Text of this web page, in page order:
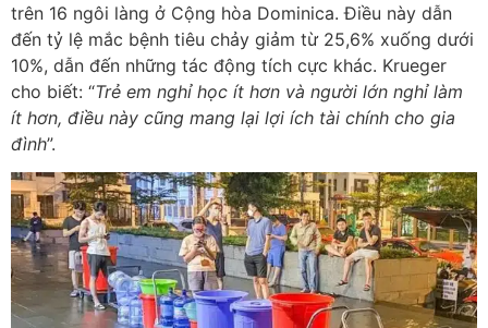
trên 16 ngôi làng ở Cộng hòa Dominica. Điều này dẫn
đến tỷ lệ mắc bệnh tiêu chảy giảm từ 25,6% xuống dưới
10%, dẫn đến những tác động tích cực khác. Krueger
cho biết: “Trẻ em nghỉ học ít hơn và người lớn nghỉ làm
ít hơn, điều này cũng mang lại lợi ích tài chính cho gia
đình”.